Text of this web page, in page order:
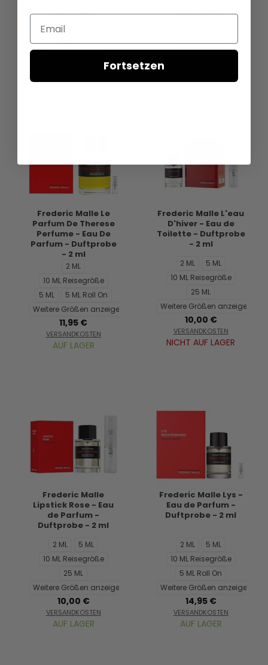
2 ML
5 ML
10 ML Reisegröße
11,95 €
VERSANDKOSTEN VERSANDKOSTEN
Frederic Malle Le
Parfum De Therese
Perfume - Eau De
Parfum - Duftprobe
- 2 ml
2 ML
10 ML Reisegröße
5 ML
5 ML Roll On
Weitere Größen anzeigen...
11,95 €
VERSANDKOSTEN
AUF LAGER
Frederic Malle L'eau
D'hiver - Eau de
Toilette - Duftprobe
- 2 ml
2 ML
5 ML
10 ML Reisegröße
25 ML
Weitere Größen anzeigen...
10,00 €
VERSANDKOSTEN
NICHT AUF LAGER
Frederic Malle
Lipstick Rose - Eau
de Parfum -
Duftprobe - 2 ml
2 ML
5 ML
10 ML Reisegröße
25 ML
Weitere Größen anzeigen...
10,00 €
VERSANDKOSTEN
AUF LAGER
Frederic Malle Lys -
Eau de Parfum -
Duftprobe - 2 ml
2 ML
5 ML
10 ML Reisegröße
5 ML Roll On
Weitere Größen anzeigen...
14,95 €
VERSANDKOSTEN
AUF LAGER
Email
Fortsetzen